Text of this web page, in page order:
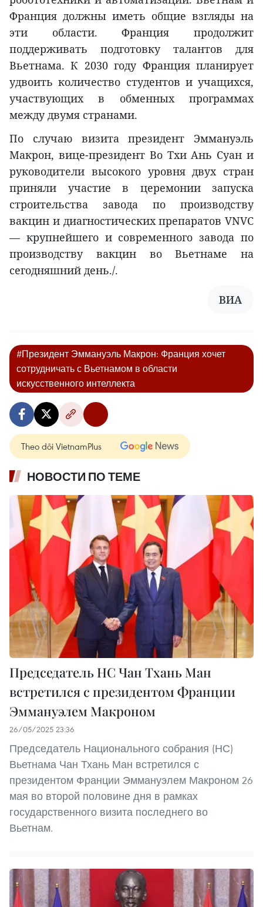
Франция должны иметь общие взгляды на
эти области. Франция продолжит
поддерживать подготовку талантов для
Вьетнама. К 2030 году Франция планирует
удвоить количество студентов и учащихся,
участвующих в обменных программах
между двумя странами.
По случаю визита президент Эммануэль
Макрон, вице-президент Во Тхи Ань Суан и
руководители высокого уровня двух стран
приняли участие в церемонии запуска
строительства завода по производству
вакцин и диагностических препаратов VNVC
— крупнейшего и современного завода по
производству вакцин во Вьетнаме на
сегодняшний день./.
ВИА
#Президент Эммануэль Макрон: Франция хочет
сотрудничать с Вьетнамом в области
искусственного интеллекта
Theo dõi VietnamPlus
НОВОСТИ ПО ТЕМЕ
Председатель НС Чан Тхань Ман
встретился с президентом Франции
Эммануэлем Макроном
26/05/2025 23:36
Председатель Национального собрания (НС)
Вьетнама Чан Тхань Ман встретился с
президентом Франции Эммануэлем Макроном 26
мая во второй половине дня в рамках
государственного визита последнего во
Вьетнам.